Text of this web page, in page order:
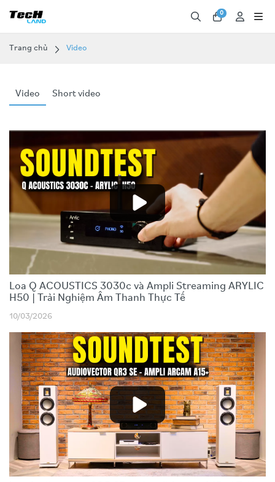
0
Trang chủ Video
Video Short video
Loa Q ACOUSTICS 3030c và Ampli Streaming ARYLIC
H50 | Trải Nghiệm Âm Thanh Thực Tế
10/03/2026